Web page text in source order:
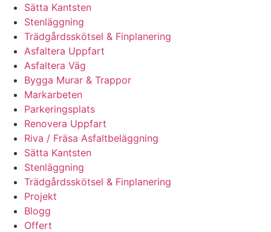
Sätta Kantsten
Stenläggning
Trädgårdsskötsel & Finplanering
Asfaltera Uppfart
Asfaltera Väg
Bygga Murar & Trappor
Markarbeten
Parkeringsplats
Renovera Uppfart
Riva / Fräsa Asfaltbeläggning
Sätta Kantsten
Stenläggning
Trädgårdsskötsel & Finplanering
Projekt
Blogg
Offert